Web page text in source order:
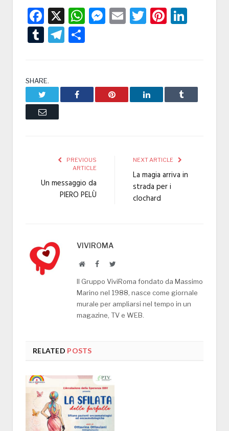
Facebook
X WhatsApp
Messenger
EmailTwitter
TumblrTelegram
SHARE.
Facebook Pinterest LinkedIn Tumblr
Email
PREVIOUS
ARTICLE
Un messaggio da
PIERO PELÙ
NEXT ARTICLE
La magia arriva in
strada per i
clochard
VIVIROMA
WebsiteFacebookTwitter
Il Gruppo ViviRoma fondato da Massimo
Marino nel 1988, nasce come giornale
murale per ampliarsi nel tempo in un
magazine, TV e WEB.
RELATED POSTS